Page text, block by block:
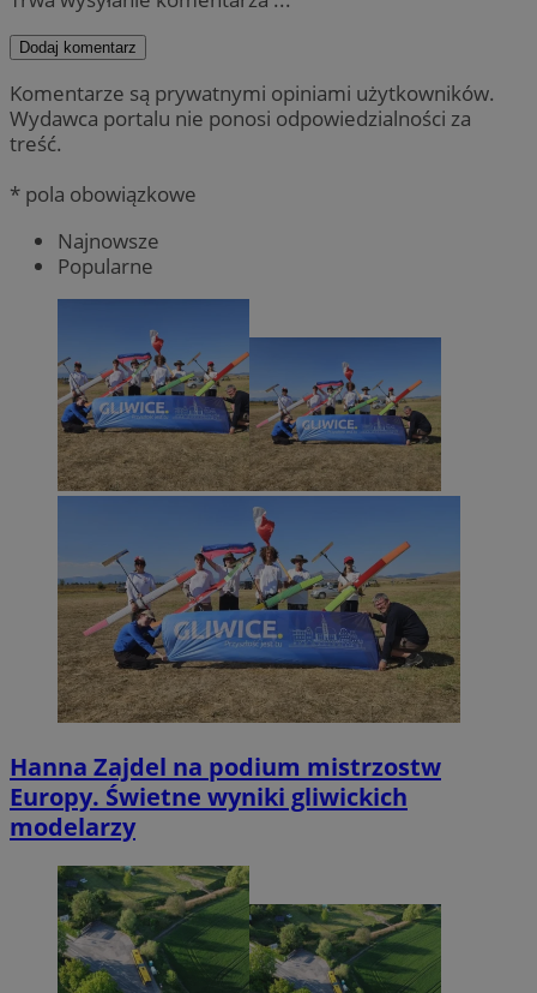
Dodaj komentarz
Komentarze są prywatnymi opiniami użytkowników.
Wydawca portalu nie ponosi odpowiedzialności za
treść.
* pola obowiązkowe
Najnowsze
Popularne
Hanna Zajdel na podium mistrzostw
Europy. Świetne wyniki gliwickich
modelarzy